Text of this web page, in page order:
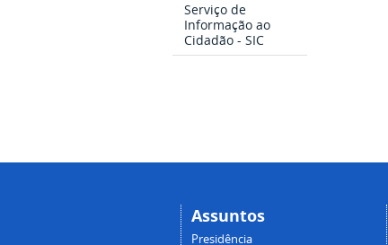
Serviço de
Informação ao
Cidadão - SIC
Assuntos
Presidência